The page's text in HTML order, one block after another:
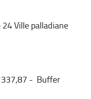
Ville palladiane
337,87 - Buffer